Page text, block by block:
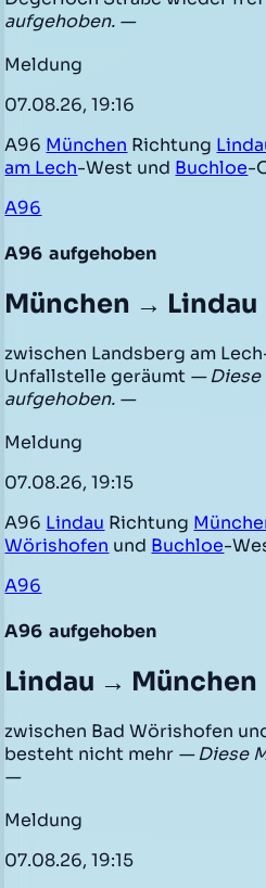
aufgehoben. —
Meldung
07.08.26, 19:16
A96 München Richtung
am Lech-West und Buchloe-
A96
A96 aufgehoben
München → Lindau
zwischen Landsberg am
Unfallstelle geräumt — Diese
aufgehoben. —
Meldung
07.08.26, 19:15
A96 Lindau Richtung
Wörishofen und Buchloe-
A96
A96 aufgehoben
Lindau → München
zwischen Bad Wörishofen
besteht nicht mehr — Diese
—
Meldung
07.08.26, 19:15